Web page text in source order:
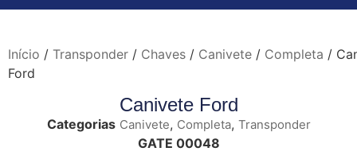
Início / Transponder / Chaves / Canivete / Completa /
Ford
Canivete Ford
Categorias Canivete, Completa, Transponder
GATE 00048